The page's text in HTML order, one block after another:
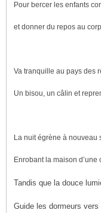
Pour bercer les enfants
et donner du repos au
Va tranquille au pays des
Un bisou, un câlin et
La nuit égrène à nouveau
Enrobant la maison
Tandis que la douce
Guide les dormeurs vers